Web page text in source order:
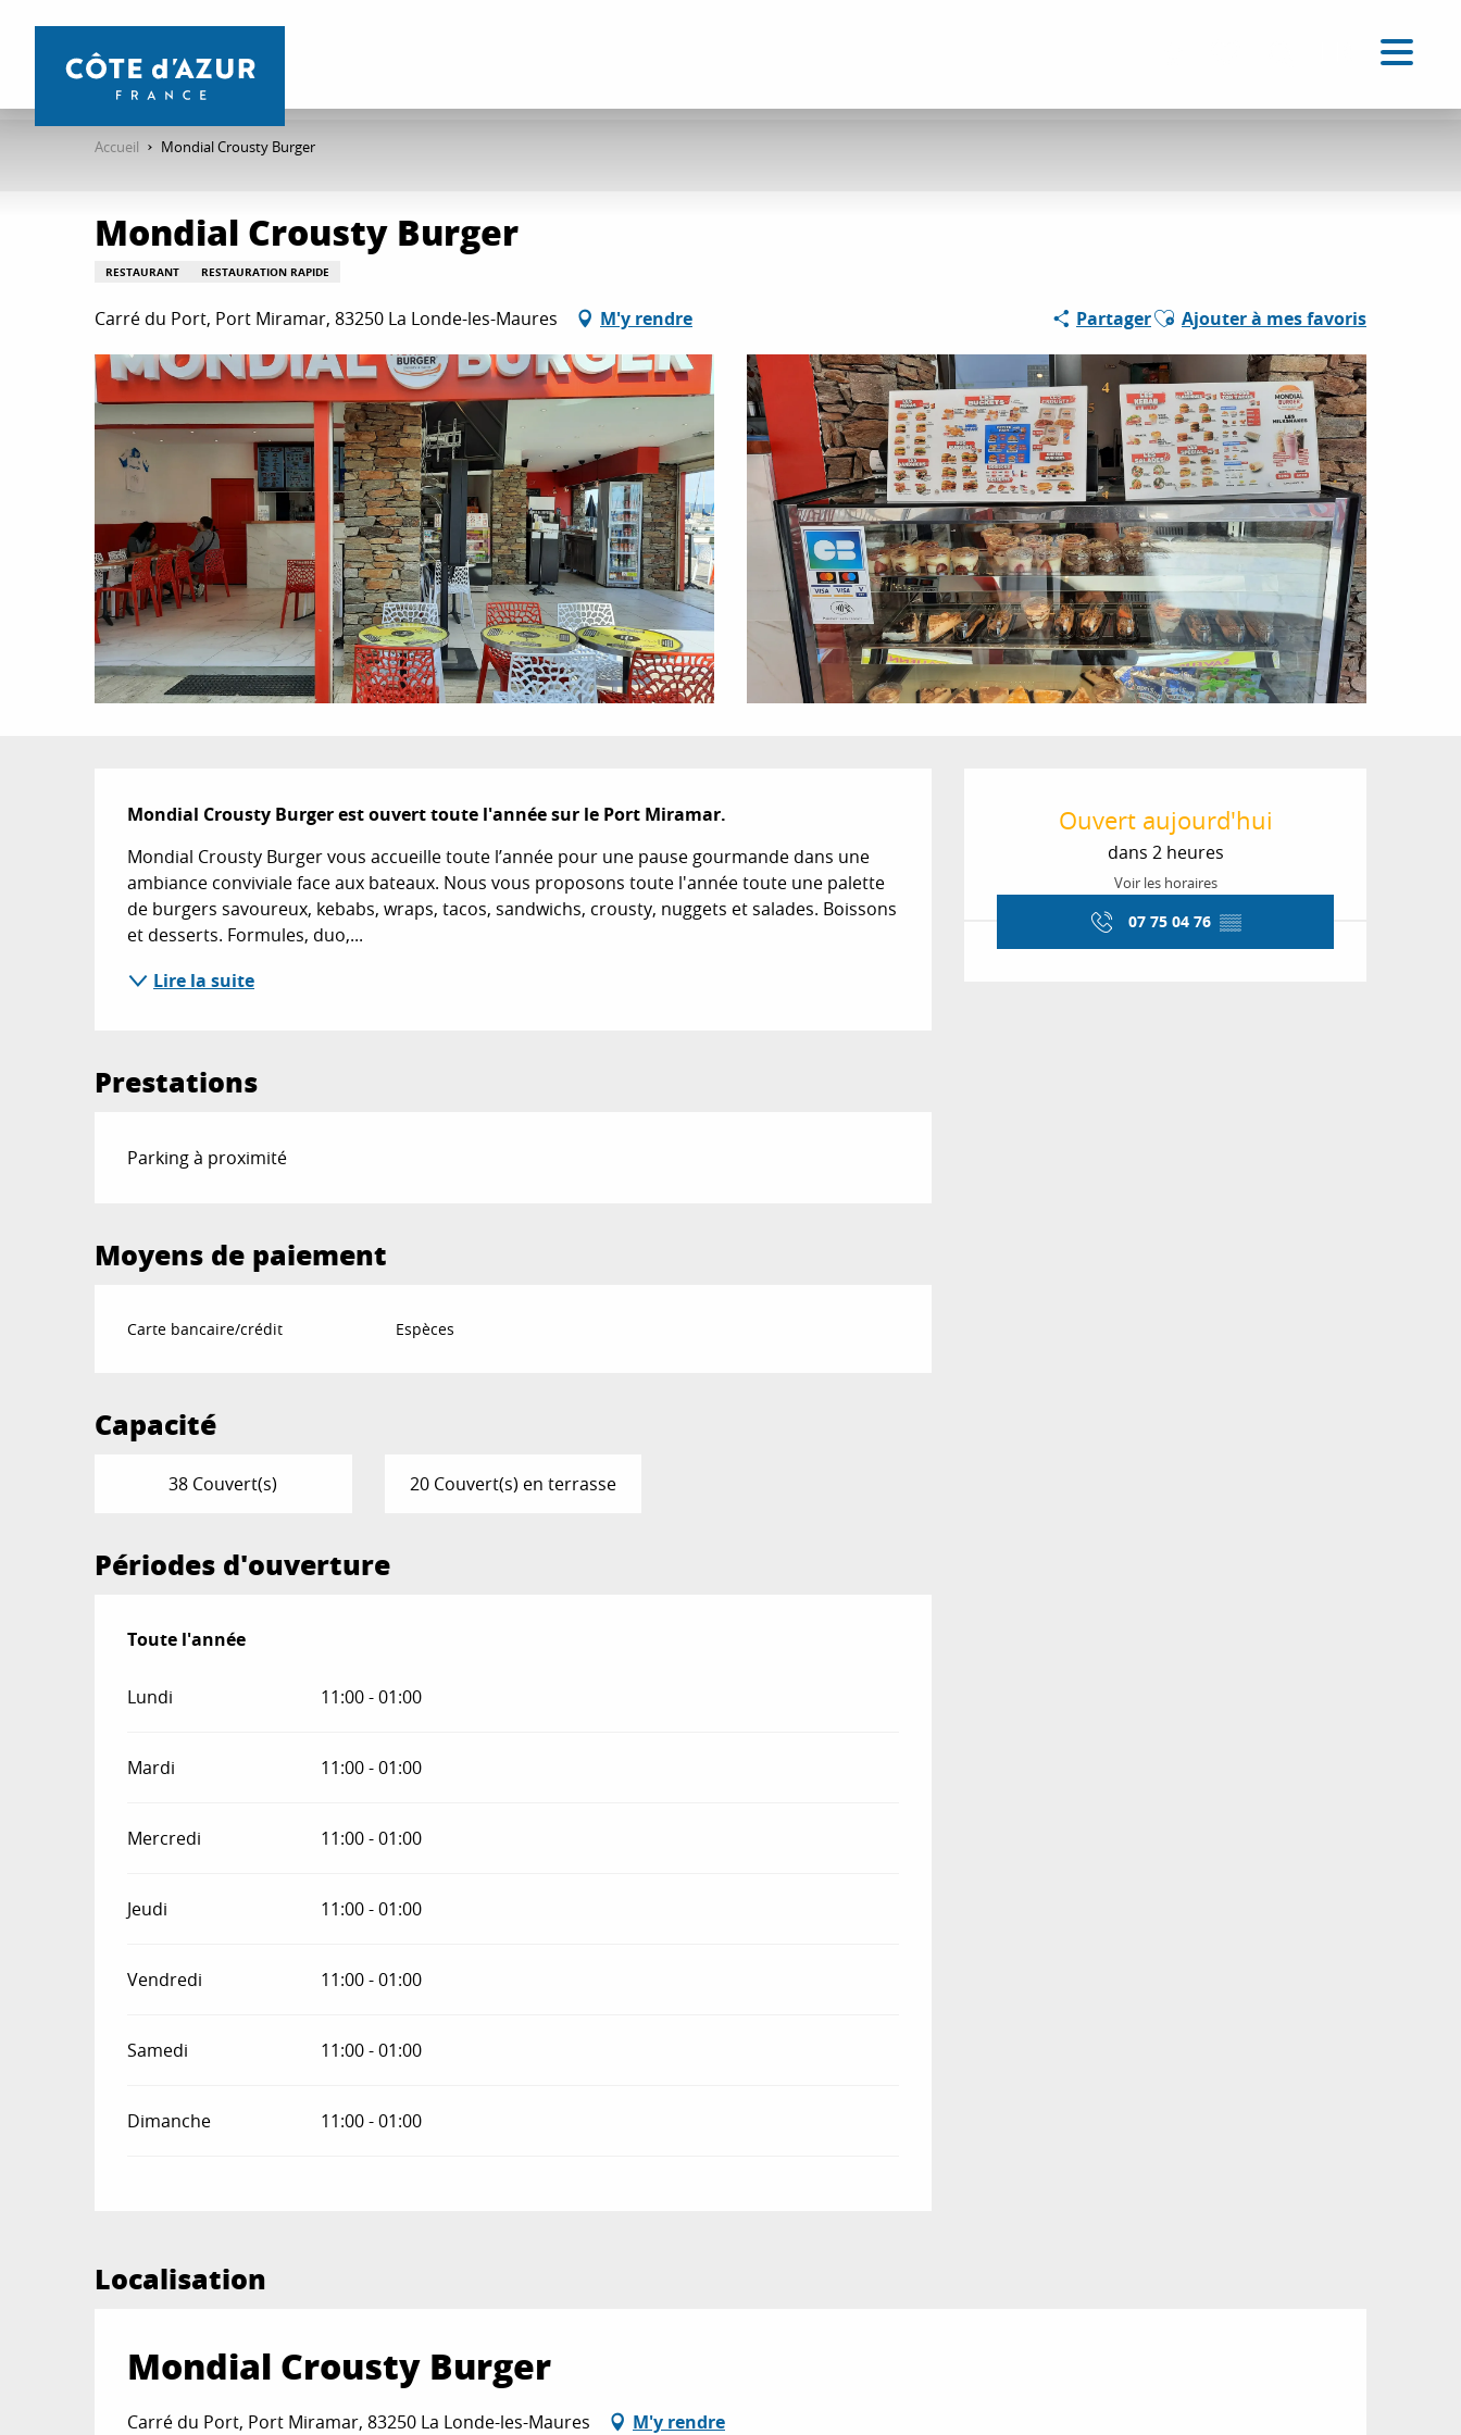
contenu
Accueil Mondial Crousty Burger
Mondial Crousty Burger
RESTAURANT RESTAURATION RAPIDE
Carré du Port, Port Miramar, 83250 La Londe-les-Maures M'y rendre PartagerAjouter aux favoris
Ajouter à mes favoris
Ouverture et
Ouvert aujourd'hui
dans 2 heures
Voir les horaires
07 75 04 76 ▒▒
Description
Mondial Crousty Burger est ouvert toute l'année sur le Port Miramar.
Mondial Crousty Burger vous accueille toute l’année pour une pause gourmande dans une
ambiance conviviale face aux bateaux. Nous vous proposons toute l'année toute une palette
de burgers savoureux, kebabs, wraps, tacos, sandwichs, crousty, nuggets et salades. Boissons
et desserts. Formules, duo,...
Lire la suite
Prestations
Parking à proximité
Moyens de paiement
Carte bancaire/crédit Espèces
Capacité
38 Couvert(s) 20 Couvert(s) en terrasse
Périodes d'ouverture
Toute l'année
Toute l'année
Lundi 11:00 - 01:00
Mardi 11:00 - 01:00
Mercredi 11:00 - 01:00
Jeudi 11:00 - 01:00
Vendredi 11:00 - 01:00
Samedi 11:00 - 01:00
Dimanche 11:00 - 01:00
Localisation
Mondial Crousty Burger
Carré du Port, Port Miramar, 83250 La Londe-les-Maures M'y rendre